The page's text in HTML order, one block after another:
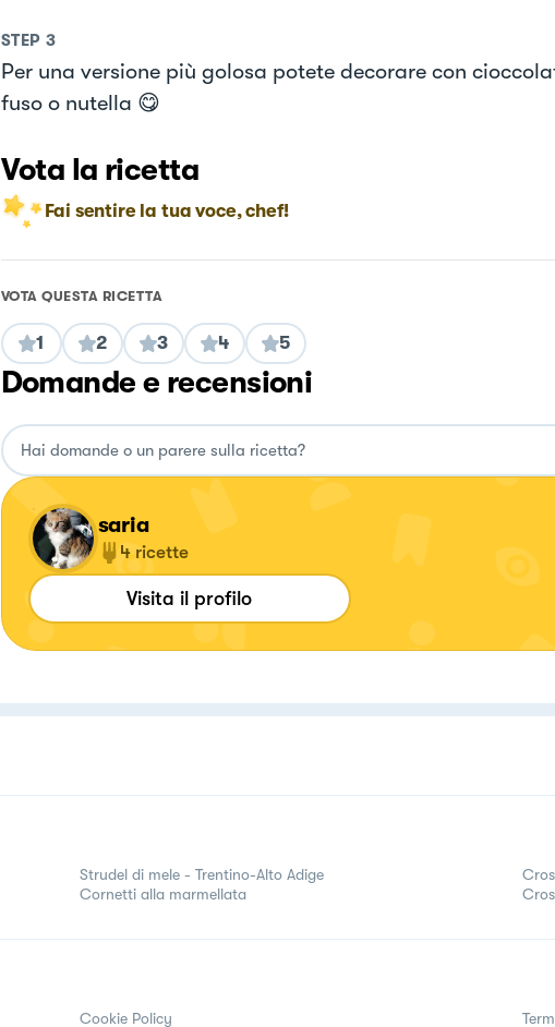
STEP 3
Per una versione più golosa potete decorare con
fuso o nutella 😋
Vota la ricetta
Fai sentire la tua voce, chef!
VOTA QUESTA RICETTA
1 2 3 4 5
Domande e recensioni
saria
4 ricette
Visita il profilo
Strudel di mele - Trentino-Alto Adige
Cornetti alla marmellata
Cookie Policy